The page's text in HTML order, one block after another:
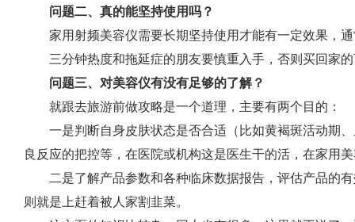
问题二、真的能坚持使用吗？
家用射频美容仪需要长期坚持使用才能有一定效果，
三分钟热度和拖延症的朋友要慎重入手，否则买回家的
问题三、对美容仪有没有足够的了解？
就跟去旅游前做攻略是一个道理，主要有两个目的：
一是判断自身皮肤状态是否合适（比如黄褐斑活动期、
良反应的把控等，在医院或机构这是医生干的活，在家用
二是了解产品参数和各种临床数据报告，评估产品的有
则就是上赶着被人家割韭菜。